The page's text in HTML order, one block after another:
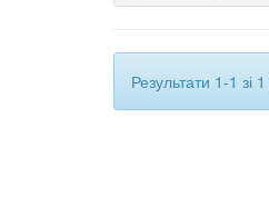
Результати 1-1 зі